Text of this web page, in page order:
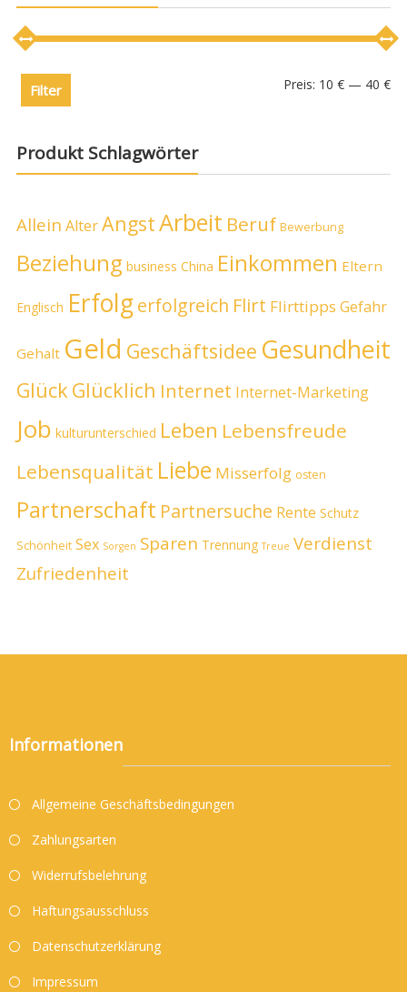
Filter Preis: 10 € — 40 €
Produkt Schlagwörter
Allein AlterAngstArbeit Beruf Bewerbung
Beziehung business China Einkommen Eltern
Englisch Erfolgerfolgreich Flirt Flirttipps Gefahr
Gehalt Geld Geschäftsidee Gesundheit
Glück Glücklich Internet Internet-Marketing
Job kulturunterschied Leben Lebensfreude
Lebensqualität Liebe Misserfolg osten
Partnerschaft Partnersuche Rente Schutz
Schönheit Sex Sorgen Sparen Trennung Treue Verdienst
Zufriedenheit
Informationen
Allgemeine Geschäftsbedingungen
Zahlungsarten
Widerrufsbelehrung
Haftungsausschluss
Datenschutzerklärung
Impressum